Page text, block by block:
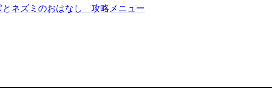
ミのおはなし　攻略メニュー